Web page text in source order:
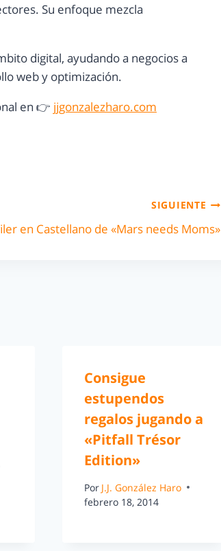
Su enfoque mezcla
digital, ayudando a negocios a
web y optimización.
en 👉 jjgonzalezharo.com
SIGUIENTE
en Castellano de «Mars needs Moms»
Consigue
estupendos
regalos jugando a
«Pitfall Trésor
Edition»
Por J.J. González Haro
febrero 18, 2014